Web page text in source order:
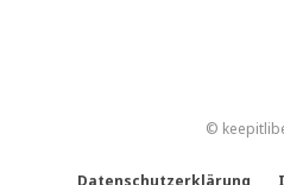
©
Datenschutzerklärung